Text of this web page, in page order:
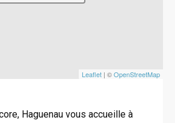
Leaflet | ©OpenStreetMap
Haguenau vous accueille à